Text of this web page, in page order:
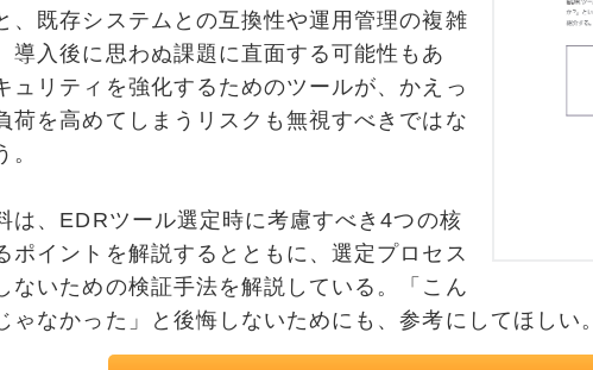
、既存システムとの互換性や運用管理の複雑
導入後に思わぬ課題に直面する可能性もあ
ュリティを強化するためのツールが、かえっ
荷を高めてしまうリスクも無視すべきではな
。
は、EDRツール選定時に考慮すべき4つの核
ポイントを解説するとともに、選定プロセス
ないための検証手法を解説している。「こん
ゃなかった」と後悔しないためにも、参考にしてほしい。